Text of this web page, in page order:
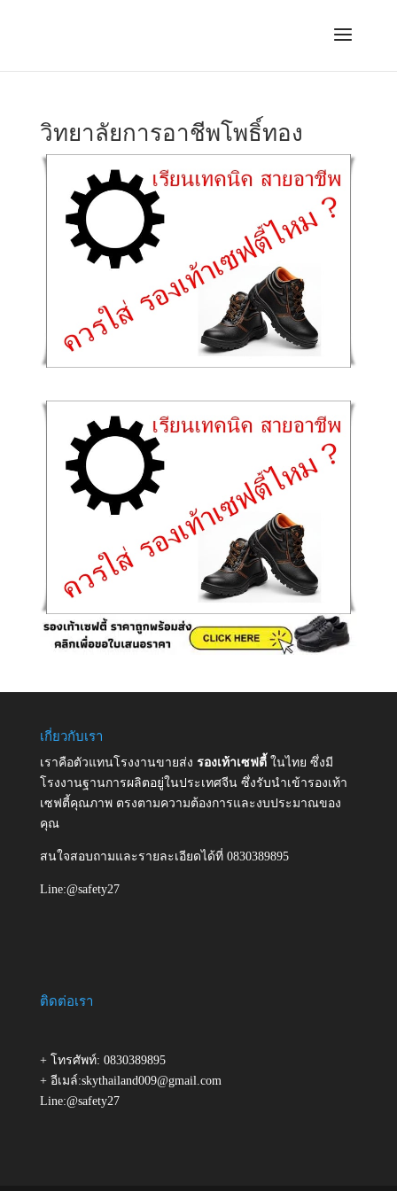
วิทยาลัยการอาชีพโพธิ์ทอง
เกี่ยวกับเรา
เราคือตัวแทนโรงงานขายส่ง รองเท้าเซฟตี้ ในไทย ซึ่งมี
โรงงานฐานการผลิตอยู่ในประเทศจีน ซึ่งรับนำเข้ารองเท้า
เซฟตี้คุณภาพ ตรงตามความต้องการและงบประมาณของ
คุณ
สนใจสอบถามและรายละเอียดได้ที่ 0830389895
Line:@safety27
ติดต่อเรา
+ โทรศัพท์: 0830389895
+ อีเมล์:skythailand009@gmail.com
Line:@safety27